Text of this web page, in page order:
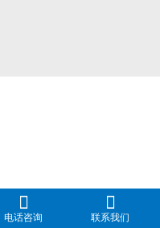
电话咨询 联系我们